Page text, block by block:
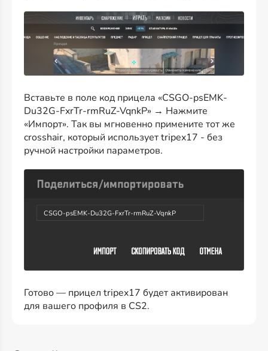
Вставьте в поле код прицела «CSGO-psEMK-
Du32G-FxrTr-rmRuZ-VqnkP» → Нажмите
«Импорт». Так вы мгновенно примените тот же
crosshair, который использует tripex17 - без
ручной настройки параметров.
CSGO-psEMK-Du32G-FxrTr-rmRuZ-VqnkP
Готово — прицел tripex17 будет активирован
для вашего профиля в CS2.